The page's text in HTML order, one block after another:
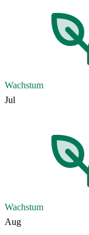
Wachstum
Jul
Wachstum
Aug